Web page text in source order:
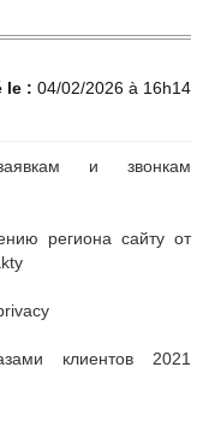
le : 04/02/2026 à 16h14
и звонкам
региона сайту от
клиентов 2021